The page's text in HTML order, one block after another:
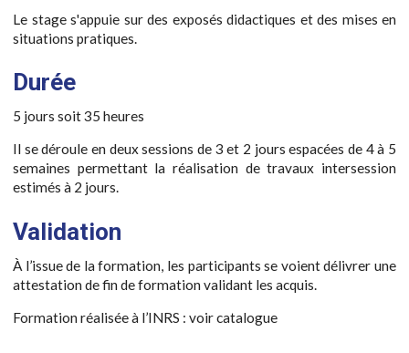
Le stage s'appuie sur des exposés didactiques et des mises en
situations pratiques.
Durée
5 jours soit 35 heures
Il se déroule en deux sessions de 3 et 2 jours espacées de 4 à 5
semaines permettant la réalisation de travaux intersession
estimés à 2 jours.
Validation
À l’issue de la formation, les participants se voient délivrer une
attestation de fin de formation validant les acquis.
Formation réalisée à l’INRS : voir catalogue